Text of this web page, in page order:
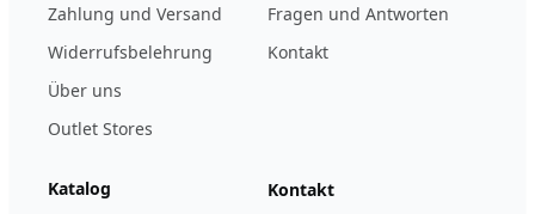
Zahlung und Versand
Widerrufsbelehrung
Über uns
Outlet Stores
Fragen und Antworten
Kontakt
Katalog
Kontakt